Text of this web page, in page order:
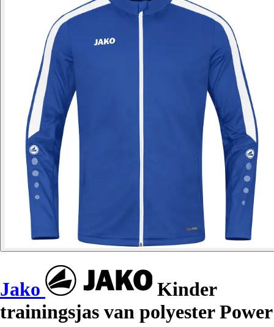
Jako
Kinder
trainingsjas van polyester Power